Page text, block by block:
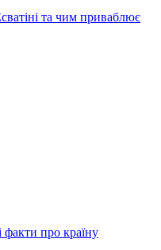
та чим приваблює
факти про країну